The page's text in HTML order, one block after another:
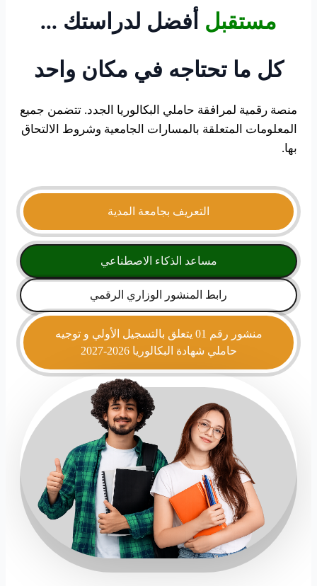
مستقبل أفضل لدراستك ...
كل ما تحتاجه في مكان واحد
منصة رقمية لمرافقة حاملي البكالوريا الجدد. تتضمن جميع
المعلومات المتعلقة بالمسارات الجامعية وشروط الالتحاق
بها.
التعريف بجامعة المدية
مساعد الذكاء الاصطناعي
رابط المنشور الوزاري الرقمي
منشور رقم 01 يتعلق بالتسجيل الأولي و توجيه
حاملي شهادة البكالوريا 2026-2027